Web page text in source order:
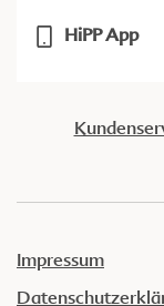
HiPP App
Impressum